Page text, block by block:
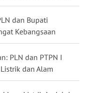
dan Bupati
Kebangsaan
PLN dan PTPN I
dan Alam